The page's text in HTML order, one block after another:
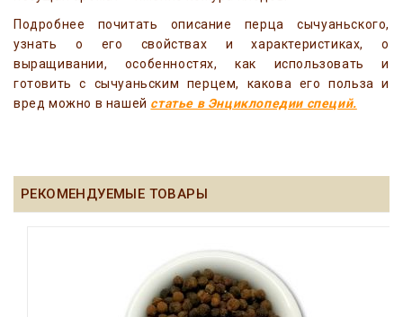
Подробнее почитать описание перца сычуаньского,
узнать о его свойствах и характеристиках, о
выращивании, особенностях, как использовать и
готовить с сычуаньским перцем, какова его польза и
вред можно в нашей статье в Энциклопедии специй.
РЕКОМЕНДУЕМЫЕ ТОВАРЫ